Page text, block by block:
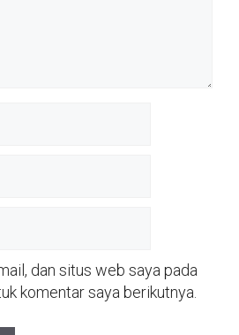
dan situs web saya pada
komentar saya berikutnya.